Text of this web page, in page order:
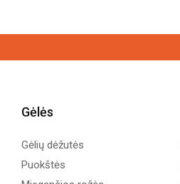
Gėlės
Gėlių dėžutės
Puokštės